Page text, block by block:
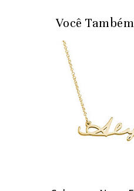
Você